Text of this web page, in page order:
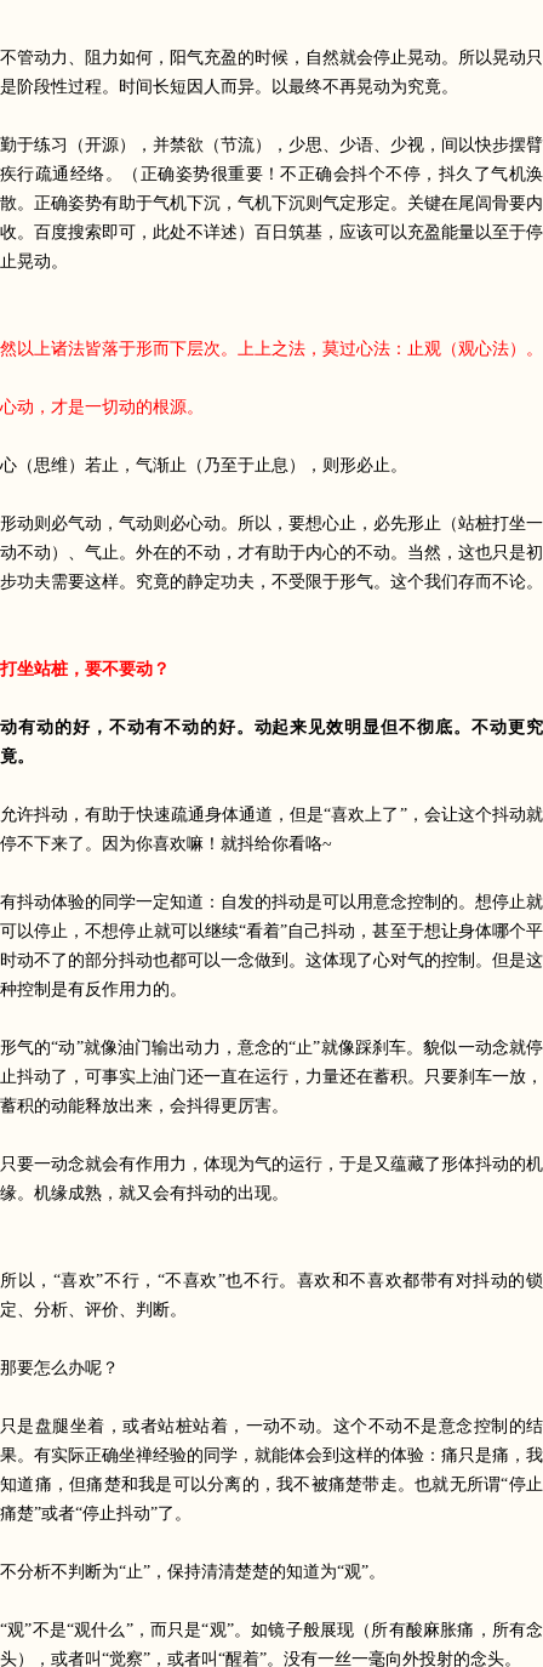
不管动力、阻力如何，阳气充盈的时候，自然就会停止晃动。所以晃动只
是阶段性过程。时间长短因人而异。以最终不再晃动为究竟。
勤于练习（开源），并禁欲（节流），少思、少语、少视，间以快步摆臂
疾行疏通经络。（正确姿势很重要！不正确会抖个不停，抖久了气机涣
散。正确姿势有助于气机下沉，气机下沉则气定形定。关键在尾闾骨要内
收。百度搜索即可，此处不详述）百日筑基，应该可以充盈能量以至于停
止晃动。
然以上诸法皆落于形而下层次。上上之法，莫过心法：止观（观心法）。
心动，才是一切动的根源。
心（思维）若止，气渐止（乃至于止息），则形必止。
形动则必气动，气动则必心动。所以，要想心止，必先形止（站桩打坐一
动不动）、气止。外在的不动，才有助于内心的不动。当然，这也只是初
步功夫需要这样。究竟的静定功夫，不受限于形气。这个我们存而不论。
打坐站桩，要不要动？
动有动的好，不动有不动的好。动起来见效明显但不彻底。不动更究
竟。
允许抖动，有助于快速疏通身体通道，但是“喜欢上了 ”，会让这个抖动就
停不下来了。因为你喜欢嘛！就抖给你看咯~
有抖动体验的同学一定知道：自发的抖动是可以用意念控制的。想停止就
可以停止，不想停止就可以继续“看着”自己抖动，甚至于想让身体哪个平
时动不了的部分抖动也都可以一念做到。这体现了心对气的控制。但是这
种控制是有反作用力的。
形气的“动”就像油门输出动力，意念的“止”就像踩刹车。貌似一动念就停
止抖动了，可事实上油门还一直在运行，力量还在蓄积。只要刹车一放，
蓄积的动能释放出来，会抖得更厉害。
只要一动念就会有作用力，体现为气的运行，于是又蕴藏了形体抖动的机
缘。机缘成熟，就又会有抖动的出现。
所以， “喜欢”不行， “不喜欢”也不行。喜欢和不喜欢都带有对抖动的锁
定、分析、评价、判断。
那要怎么办呢？
只是盘腿坐着，或者站桩站着，一动不动。这个不动不是意念控制的结
果。有实际正确坐禅经验的同学，就能体会到这样的体验：痛只是痛，我
知道痛，但痛楚和我是可以分离的，我不被痛楚带走。也就无所谓“停止
痛楚”或者“停止抖动”了。
不分析不判断为“止” ，保持清清楚楚的知道为“观”。
“观”不是“观什么”，而只是“观”。如镜子般展现 （所有酸麻胀痛，所有念
头）
，或者叫“觉察” ，或者叫 “醒着”。没有一丝一毫向外投射的念头。